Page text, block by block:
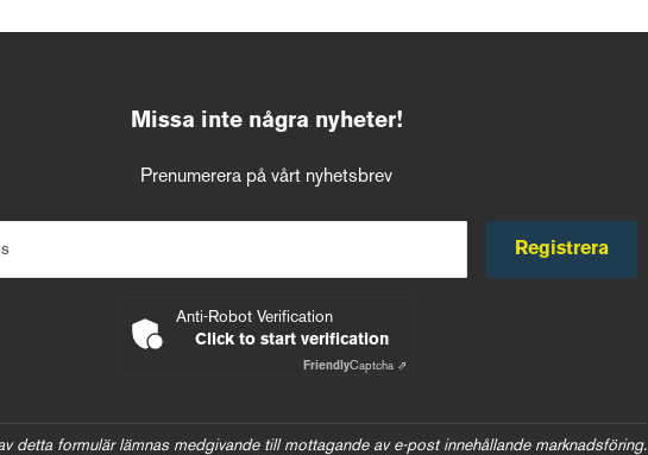
Missa inte några nyheter!
Prenumerera på vårt nyhetsbrev
Registrera
Anti-Robot Verification
Click to start verification
FriendlyCaptcha ⇗
detta formulär lämnas medgivande till mottagande av e-post innehållande marknadsföring.